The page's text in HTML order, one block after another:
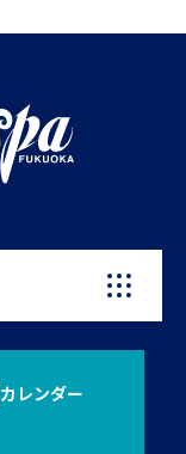
カレンダー